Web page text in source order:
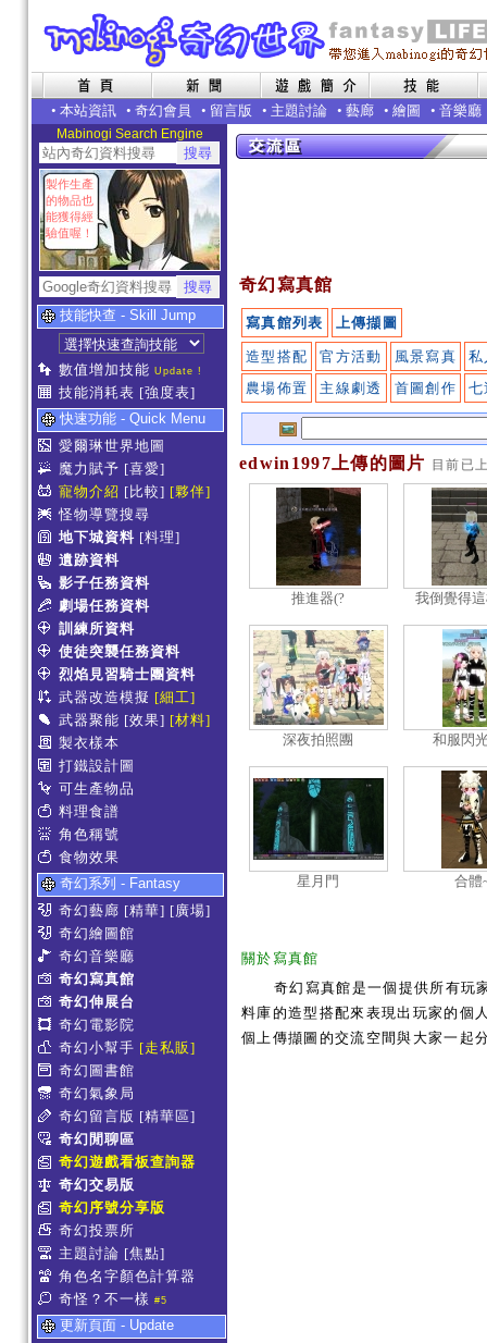
• 本站資訊 • 奇幻會員 • 留言版 • 主題討論 • 藝廊 • 繪圖 • 音樂廳
Mabinogi Search Engine
製作生產
的物品也
能獲得經
驗值喔！
技能快查 - Skill Jump
數值增加技能 Update !
技能消耗表 [強度表]
快速功能 - Quick Menu
愛爾琳世界地圖
魔力賦予 [喜愛]
寵物介紹 [比較] [夥伴]
怪物導覽搜尋
地下城資料 [料理]
遺跡資料
影子任務資料
劇場任務資料
訓練所資料
使徒突襲任務資料
烈焰見習騎士團資料
武器改造模擬 [細工]
武器聚能 [效果] [材料]
製衣樣本
打鐵設計圖
可生產物品
料理食譜
角色稱號
食物效果
奇幻系列 - Fantasy
奇幻藝廊 [精華] [廣場]
奇幻繪圖館
奇幻音樂廳
奇幻寫真館
奇幻伸展台
奇幻電影院
奇幻小幫手 [走私販]
奇幻圖書館
奇幻氣象局
奇幻留言版 [精華區]
奇幻閒聊區
奇幻遊戲看板查詢器
奇幻交易版
奇幻序號分享版
奇幻投票所
主題討論 [焦點]
角色名字顏色計算器
奇怪？不一樣 #5
更新頁面 - Update
奇幻寫真館
寫真館列表 上傳擷圖
造型搭配 官方活動 風景寫真
私
農場佈置
主線劇透 首圖創作 七
edwin1997上傳的圖片 目前已
推進器(? 我倒覺得
深夜拍照團 和服閃
星月門 合體
關於寫真館
奇幻寫真館是一個提供所有玩
料庫的造型搭配來表現出玩家的個
個上傳擷圖的交流空間與大家一起